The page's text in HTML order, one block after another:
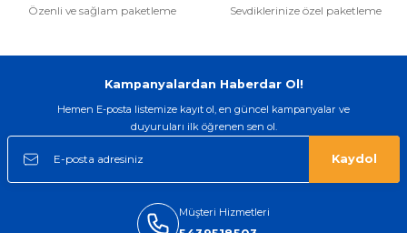
Oldukça kaliteli ve şık bir görünümü
rahatsız etmiyor ve tam oturdu.
Dayanıklılığı zaman içinde belli
olacak...
Sinan Tatlicioglu | 30/01/2026
Özenli ve sağlam paketleme Sevdiklerinize özel paketleme
Kampanyalardan Haberdar Ol!
Hemen E-posta listemize kayıt ol, en güncel kampanyalar ve
duyuruları ilk öğrenen sen ol.
Kaydol
Müşteri Hizmetleri